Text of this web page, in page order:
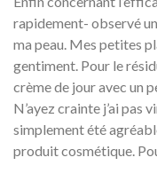
rapidement- observé
ma peau. Mes petites
gentiment. Pour le
crème de jour avec un
N’ayez crainte j’ai pas
simplement été
produit cosmétique.